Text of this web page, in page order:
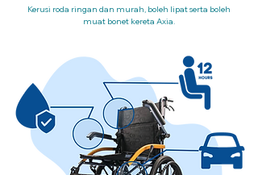
Kerusi roda ringan dan murah, boleh lipat serta boleh
muat bonet kereta Axia.